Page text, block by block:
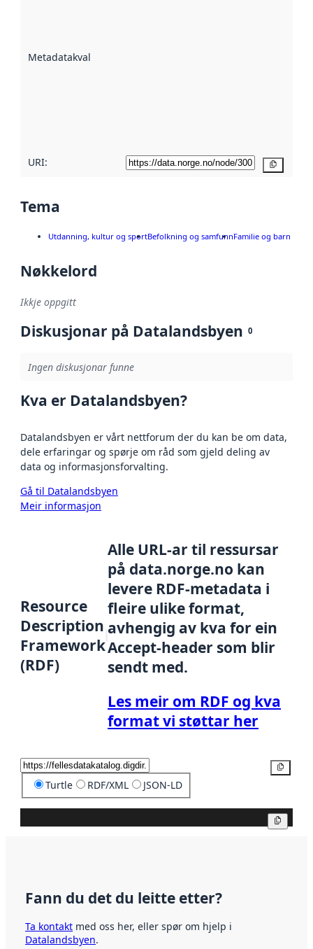
Metadatakvalitet
URI:
Tema
Utdanning, kultur og sportBefolkning og samfunnFamilie og barn
Nøkkelord
Ikkje oppgitt
Diskusjonar på Datalandsbyen 0
Ingen diskusjonar funne
Kva er Datalandsbyen?
Datalandsbyen er vårt nettforum der du kan be om data,
dele erfaringar og spørje om råd som gjeld deling av
data og informasjonsforvalting.
Gå til Datalandsbyen
Meir informasjon
Resource
Description
Framework
(RDF)
Alle URL-ar til ressursar
på data.norge.no kan
levere RDF-metadata i
fleire ulike format,
avhengig av kva for ein
Accept-header som blir
sendt med.
Les meir om RDF og kva
format vi støttar her
Turtle RDF/XML JSON-LD
Fann du det du leitte etter?
Ta kontakt med oss her, eller spør om hjelp i
Datalandsbyen.